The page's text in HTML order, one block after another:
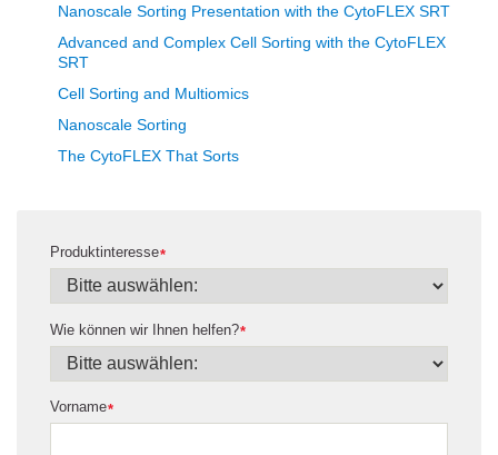
Nanoscale Sorting Presentation with the CytoFLEX SRT
Advanced and Complex Cell Sorting with the CytoFLEX
SRT
Cell Sorting and Multiomics
Nanoscale Sorting
The CytoFLEX That Sorts
*
Produktinteresse
*
Wie können wir Ihnen helfen?
*
Vorname